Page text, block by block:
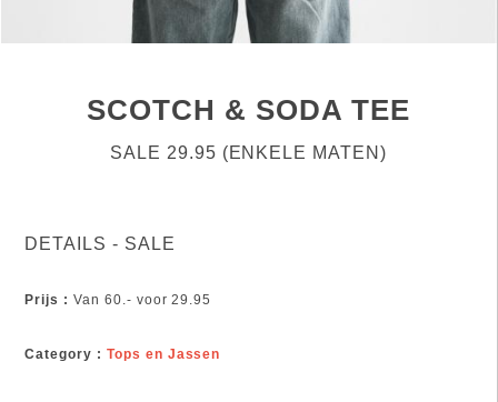
SCOTCH & SODA TEE
SALE 29.95 (ENKELE MATEN)
DETAILS - SALE
Prijs : Van 60.- voor 29.95
Category : Tops en Jassen